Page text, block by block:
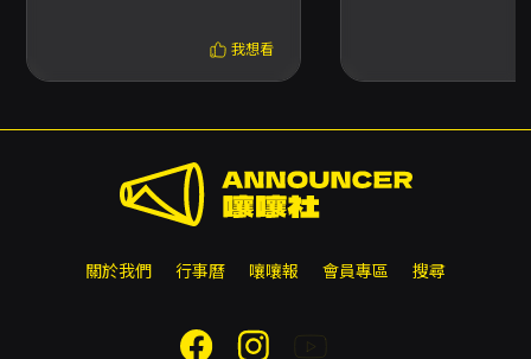
我想看
關於我們 行事曆 嚷嚷報 會員專區 搜尋